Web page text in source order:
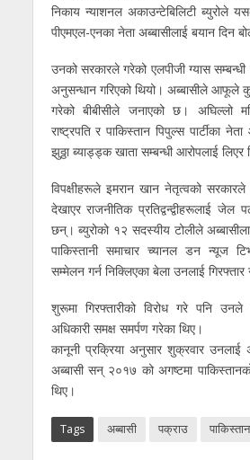
निकाय न्याशनल अकाउन्टेबिलिटी ब्युरोले
पीएमएल-एनका नेता अब्बासीलाई बयान दिन
उनको सरकारले गरेको एलपीजी ग्यास सम्बन्धी
अनुसन्धान गरिएको थियो। अब्बासीले आफूले
गरेको बीबीसीले जनाएको छ। अघिल्लो
राष्ट्रपति र पाकिस्तान पिपुल्स पार्टीका
झुठ्ठा ब्याड्ड्क खाता सम्बन्धी आरोपलाई लिएर
विपक्षीहरूले इमरान खान नेतृत्वको सरकारले
देखाएर राजनीतिक प्रतिद्वन्द्वीहरूलाई जेल
छन्। ब्युरोको १२ सदस्यीय टोलीले
पाकिस्तानी समाचार च्यानल डन न्यूज
सम्मेलन गर्न निक्लिएका बेला उनलाई गिरफ्तार
शुरूमा गिरफ्तारीको विरोध गरे पनि
अधिकारी समक्ष समर्पण गरेका थिए।
कानूनी प्रक्रिया अनुसार शुक्रवार उनलाई
अब्बासी सन् २०१७ को अगष्टमा
थिए।
Tags अब्बासी पक्राउ